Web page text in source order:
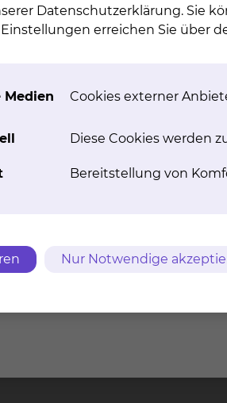
Datenschutzerklärung. Sie
erreichen Sie über
Medien Cookies externer
Diese Cookies werden
Bereitstellung von
Nur Notwendige